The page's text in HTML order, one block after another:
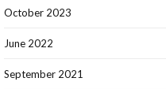
October 2023
June 2022
September 2021